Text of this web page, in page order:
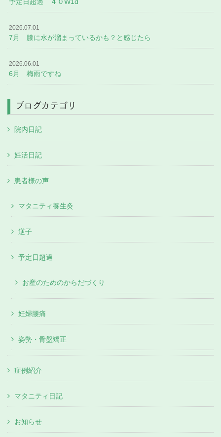
2026.07.01
7月 膝に水が溜まっているかも？と感じたら
2026.06.01
6月 梅雨ですね
ブログカテゴリ
院内日記
妊活日記
患者様の声
マタニティ養生灸
逆子
予定日超過
お産のためのからだづくり
妊婦腰痛
姿勢・骨盤矯正
症例紹介
マタニティ日記
お知らせ